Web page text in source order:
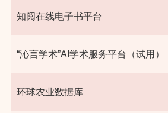
知阅在线电子书平台
“沁言学术”AI学术服务平台（试用）
环球农业数据库